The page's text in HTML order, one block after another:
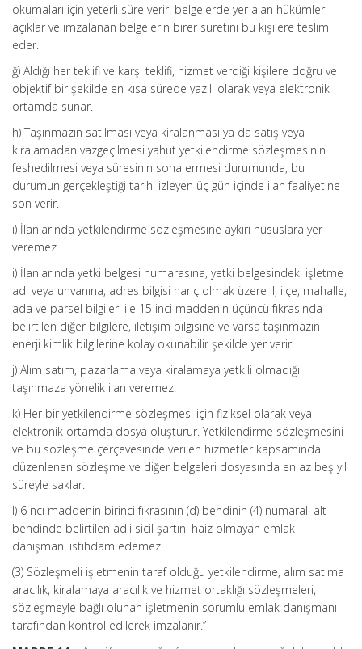
okumaları için yeterli süre verir, belgelerde yer alan hükümleri
açıklar ve imzalanan belgelerin birer suretini bu kişilere teslim
eder.
ğ) Aldığı her teklifi ve karşı teklifi, hizmet verdiği kişilere doğru ve
objektif bir şekilde en kısa sürede yazılı olarak veya elektronik
ortamda sunar.
h) Taşınmazın satılması veya kiralanması ya da satış veya
kiralamadan vazgeçilmesi yahut yetkilendirme sözleşmesinin
feshedilmesi veya süresinin sona ermesi durumunda, bu
durumun gerçekleştiği tarihi izleyen üç gün içinde ilan faaliyetine
son verir.
ı) İlanlarında yetkilendirme sözleşmesine aykırı hususlara yer
veremez.
i) İlanlarında yetki belgesi numarasına, yetki belgesindeki işletme
adı veya unvanına, adres bilgisi hariç olmak üzere il, ilçe, mahalle,
ada ve parsel bilgileri ile 15 inci maddenin üçüncü fıkrasında
belirtilen diğer bilgilere, iletişim bilgisine ve varsa taşınmazın
enerji kimlik bilgilerine kolay okunabilir şekilde yer verir.
j) Alım satım, pazarlama veya kiralamaya yetkili olmadığı
taşınmaza yönelik ilan veremez.
k) Her bir yetkilendirme sözleşmesi için fiziksel olarak veya
elektronik ortamda dosya oluşturur. Yetkilendirme sözleşmesini
ve bu sözleşme çerçevesinde verilen hizmetler kapsamında
düzenlenen sözleşme ve diğer belgeleri dosyasında en az beş yıl
süreyle saklar.
l) 6 ncı maddenin birinci fıkrasının (d) bendinin (4) numaralı alt
bendinde belirtilen adli sicil şartını haiz olmayan emlak
danışmanı istihdam edemez.
(3) Sözleşmeli işletmenin taraf olduğu yetkilendirme, alım satıma
aracılık, kiralamaya aracılık ve hizmet ortaklığı sözleşmeleri,
sözleşmeyle bağlı olunan işletmenin sorumlu emlak danışmanı
tarafından kontrol edilerek imzalanır.”